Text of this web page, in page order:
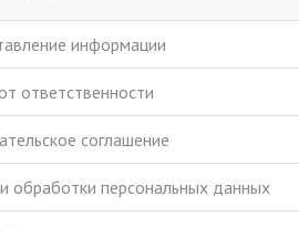
информации
ответственности
соглашение
обработки персональных данных